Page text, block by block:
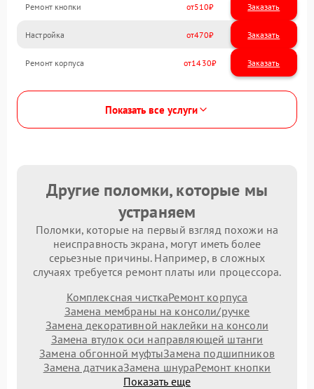
Ремонт кнопки 510
Настройка 470
Ремонт корпуса 1430
Показать все услуги
Другие поломки, которые мы
устраняем
Поломки, которые на первый взгляд похожи на
неисправность экрана, могут иметь более
серьезные причины. Например, в сложных
случаях требуется ремонт платы или процессора.
Комплексная чисткаРемонт корпуса
Замена мембраны на консоли/ручке
Замена декоративной наклейки на консоли
Замена втулок оси направляющей штанги
Замена обгонной муфтыЗамена подшипников
Замена датчикаЗамена шнураРемонт кнопки
Показать еще